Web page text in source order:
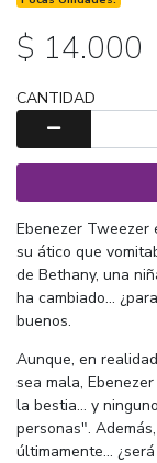
$ 14.000
CANTIDAD
Ebenezer Tweezer
su ático que
de Bethany, una
ha cambiado...
buenos.
Aunque, en
sea mala,
la bestia… y
personas".
últimamente...